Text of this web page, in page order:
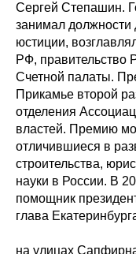
Сергей Степашин.
занимал
юстиции,
РФ, правительство
Счетной палаты.
Прикамье второй
отделения
властей. Премию
отличившиеся в
строительства,
науки в России. В
помощник
глава
на улицах